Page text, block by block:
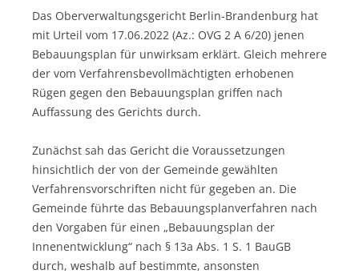
Das Oberverwaltungsgericht Berlin-Brandenburg hat
mit Urteil vom 17.06.2022 (Az.: OVG 2 A 6/20) jenen
Bebauungsplan für unwirksam erklärt. Gleich mehrere
der vom Verfahrensbevollmächtigten erhobenen
Rügen gegen den Bebauungsplan griffen nach
Auffassung des Gerichts durch.
Zunächst sah das Gericht die Voraussetzungen
hinsichtlich der von der Gemeinde gewählten
Verfahrensvorschriften nicht für gegeben an. Die
Gemeinde führte das Bebauungsplanverfahren nach
den Vorgaben für einen „Bebauungsplan der
Innenentwicklung“ nach § 13a Abs. 1 S. 1 BauGB
durch, weshalb auf bestimmte, ansonsten